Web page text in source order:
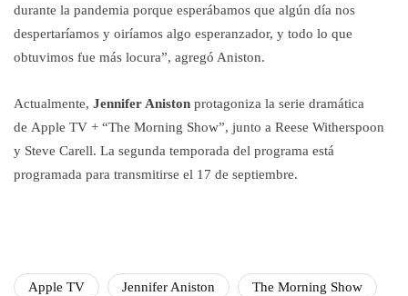
durante la pandemia porque esperábamos que algún día nos
despertaríamos y oiríamos algo esperanzador, y todo lo que
obtuvimos fue más locura”, agregó Aniston.
Actualmente, Jennifer Aniston protagoniza la serie dramática
de Apple TV + “The Morning Show”, junto a Reese Witherspoon
y Steve Carell. La segunda temporada del programa está
programada para transmitirse el 17 de septiembre.
Apple TV Jennifer Aniston The Morning Show